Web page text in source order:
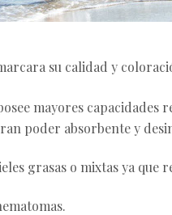
su calidad y
mayores capacidades
poder absorbente y
grasas o mixtas ya que